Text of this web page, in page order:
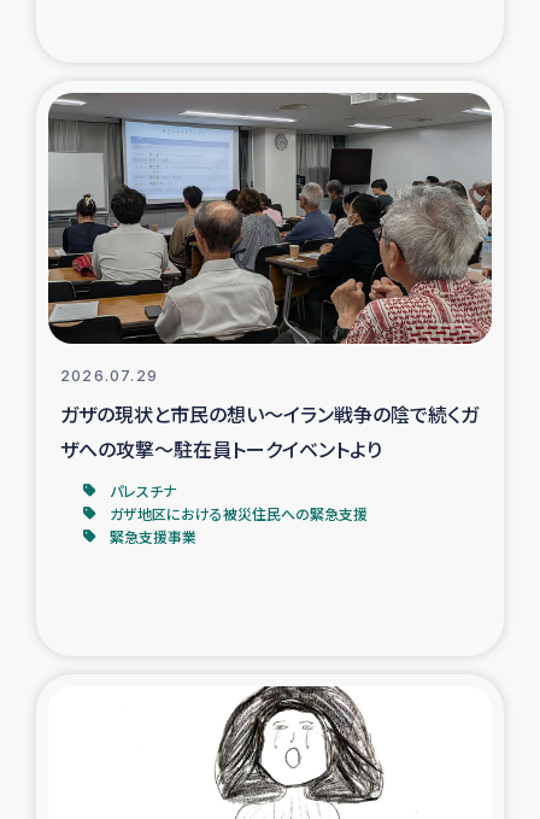
漁民によるマングローブ植林活動
レバノンでのシリア難民への食糧・越冬支援
レバノンにおける緊急支援
レバノンでのシリア難民への教育支援事業
レバノンでのシリア難民・レバノン人への農業支援
海外ルーツの市民との共生
神原ゼミxパルシック
仮設住宅生活支援・農業復興支援
漁業復興支援
2026.07.29
ガザの現状と市民の想い～イラン戦争の陰で続くガ
ザへの攻撃～駐在員トークイベントより
パレスチナ
ガザ地区における被災住民への緊急支援
緊急支援事業